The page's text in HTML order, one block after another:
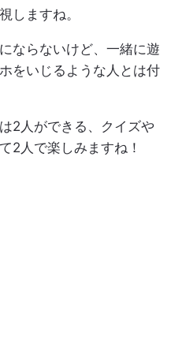
しますね。
ならないけど、一緒に遊
をいじるような人とは付
2人ができる、クイズや
2人で楽しみますね！